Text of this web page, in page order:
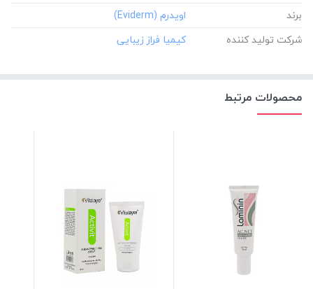
برند
شرکت تولید کننده
محصولات مرتبط